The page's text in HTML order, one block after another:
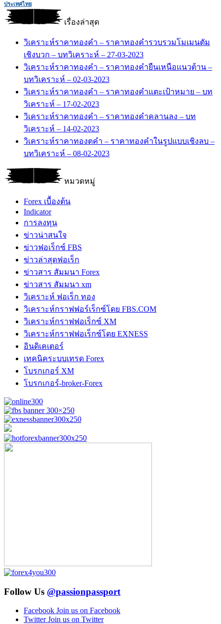
ประเทศไทย
เรื่องล่าสุด
วิเคราะห์ราคาทองคำ – ราคาทองคำรวบรวมโมเมนตัม
เชิงบวก – บทวิเคราะห์ – 27-03-2023
วิเคราะห์ราคาทองคำ – ราคาทองคำยืนเหนือแนวต้าน –
บทวิเคราะห์ – 02-03-2023
วิเคราะห์ราคาทองคำ – ราคาทองคำแตะเป้าหมาย – บท
วิเคราะห์ – 17-02-2023
วิเคราะห์ราคาทองคำ – ราคาทองคำคลานลง – บท
วิเคราะห์ – 14-02-2023
วิเคราะห์ราคาทองตคำ – ราคาทองคำในรูปแบบเชิงลบ –
บทวิเคราะห์ – 08-02-2023
หมวดหมู่
Forex เบื้องต้น
Indicator
การลงทุน
ข่าวน่าสนใจ
ข่าวฟอเร็กซ์ FBS
ข่าวล่าสุดฟอเร็ก
ข่าวสาร สัมมนา Forex
ข่าวสาร สัมมนา xm
วิเคราะห์ ฟอเร็ก ทอง
วิเคราะห์กราฟฟอร์เร็กซ์โดย FBS.COM
วิเคราะห์กราฟฟอเร็กซ์ XM
วิเคราะห์กราฟฟอเร็กซ์โดย EXNESS
อินดิเคเตอร์
เทคนิคระบบเทรด Forex
โบรกเกอร์ XM
โบรกเกอร์-broker-Forex
Follow Us @passionpassport
Facebook Join us on Facebook
Twitter Join us on Twitter